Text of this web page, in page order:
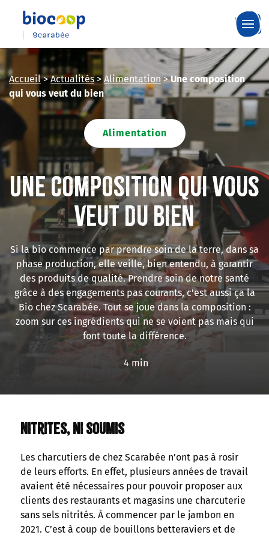
Skip
to
main
content
Accueil>Actualités> Alimentation>Une composition
qui vous veut du bien
Alimentation
Une composition qui vous
veut du bien
Si la bio commence par prendre soin de la terre, dans sa
phase production, elle veille, bien entendu, à garantir
des produits de qualité. Prendre soin de notre santé
grâce à des engagements pas courants, c’est aussi ça la
Bio chez Scarabée. Tout se joue dans la composition :
zoom sur ces ingrédients qui ne se voient pas mais qui
font toute la différence.
4 min
Nitrites, ni soumis
Les charcutiers de chez Scarabée n’ont pas à rosir
de leurs efforts. En effet, plusieurs années de travail
avaient été nécessaires pour pouvoir proposer aux
clients des restaurants et magasins une charcuterie
sans sels nitrités. À commencer par le jambon en
2021. C’est à coup de bouillons betteraviers et de